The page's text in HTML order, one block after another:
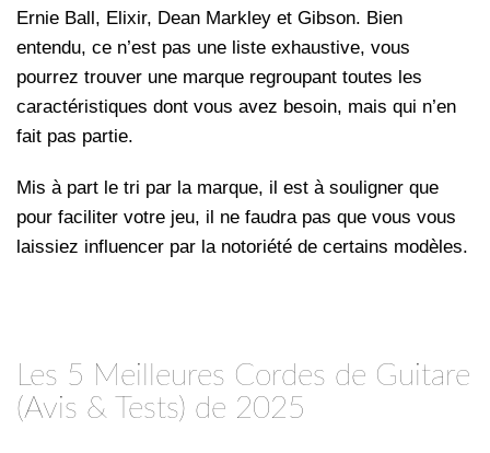
Ernie Ball, Elixir, Dean Markley et Gibson. Bien
entendu, ce n’est pas une liste exhaustive, vous
pourrez trouver une marque regroupant toutes les
caractéristiques dont vous avez besoin, mais qui n’en
fait pas partie.
Mis à part le tri par la marque, il est à souligner que
pour faciliter votre jeu, il ne faudra pas que vous vous
laissiez influencer par la notoriété de certains modèles.
Les 5 Meilleures Cordes de Guitare
(Avis & Tests) de 2025